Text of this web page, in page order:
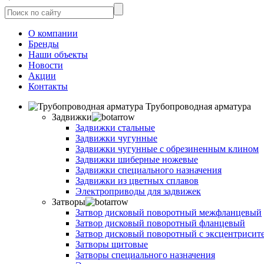
О компании
Бренды
Наши объекты
Новости
Акции
Контакты
Трубопроводная арматура
Задвижки
Задвижки стальные
Задвижки чугунные
Задвижки чугунные с обрезиненным клином
Задвижки шиберные ножевые
Задвижки специального назначения
Задвижки из цветных сплавов
Электроприводы для задвижек
Затворы
Затвор дисковый поворотный межфланцевый
Затвор дисковый поворотный фланцевый
Затвор дисковый поворотный с
Затворы щитовые
Затворы специального назначения